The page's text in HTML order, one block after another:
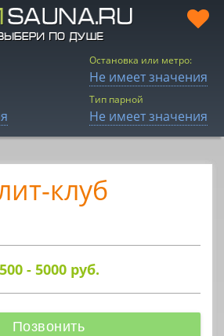
Остановка или метро:
Не имеет значения
Тип парной
Не имеет значения
клуб
- 5000 руб.
Позвонить